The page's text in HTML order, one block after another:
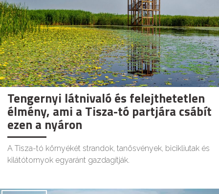
Tengernyi látnivaló és felejthetetlen
élmény, ami a Tisza-tó partjára csábít
ezen a nyáron
A Tisza-tó környékét strandok, tanösvények, bicikliutak és
kilátótornyok egyaránt gazdagítják.